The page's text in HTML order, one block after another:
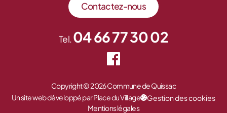
Contactez-nous
Tel.04 66 77 30 02
Copyright © 2026 Commune de Quissac
Un site web développé par Place du Village
Gestion des cookies
Mentions légales